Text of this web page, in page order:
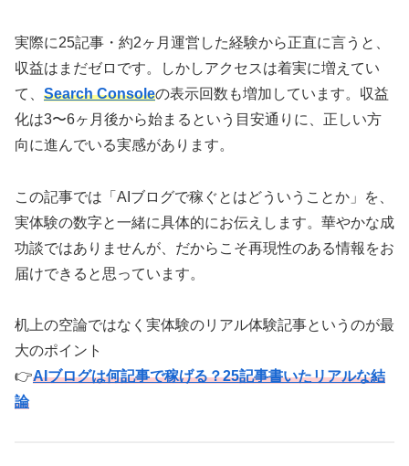
実際に25記事・約2ヶ月運営した経験から正直に言うと、
収益はまだゼロです。しかしアクセスは着実に増えてい
て、 Search Consoleの表示回数も増加しています。収益
化は3〜6ヶ月後から始まるという目安通りに、正しい方
向に進んでいる実感があります。
この記事では「AIブログで稼ぐとはどういうことか」を、
実体験の数字と一緒に具体的にお伝えします。華やかな成
功談ではありませんが、だからこそ再現性のある情報をお
届けできると思っています。
机上の空論ではなく実体験のリアル体験記事というのが最
大のポイント
👉AIブログは何記事で稼げる？25記事書いたリアルな結
論